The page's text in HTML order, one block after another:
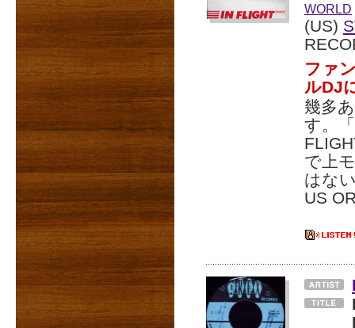
WORLD
(US)
ファ
ルDJ
幾多
す。
で上
はな
US